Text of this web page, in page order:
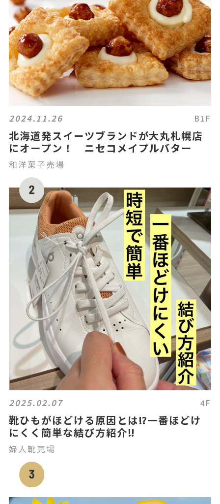
2024.11.26 B1F
北海道発スイーツブランドが大丸札幌店
にオープン！ ニセコメイプルバター
和洋菓子売場
2025.02.07 4F
靴ひもがほどける原因とは⁉️一番ほどけ
にくく簡単な結び方紹介‼️
婦人靴売場